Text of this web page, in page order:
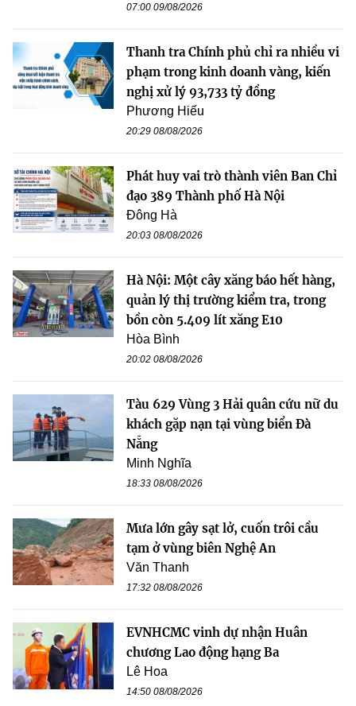
07:00 09/08/2026
Thanh tra Chính phủ chỉ ra nhiều vi
phạm trong kinh doanh vàng, kiến
nghị xử lý 93,733 tỷ đồng
Phương Hiếu
20:29 08/08/2026
Phát huy vai trò thành viên Ban Chỉ
đạo 389 Thành phố Hà Nội
Đông Hà
20:03 08/08/2026
Hà Nội: Một cây xăng báo hết hàng,
quản lý thị trường kiểm tra, trong
bồn còn 5.409 lít xăng E10
Hòa Bình
20:02 08/08/2026
Tàu 629 Vùng 3 Hải quân cứu nữ du
khách gặp nạn tại vùng biển Đà
Nẵng
Minh Nghĩa
18:33 08/08/2026
Mưa lớn gây sạt lở, cuốn trôi cầu
tạm ở vùng biên Nghệ An
Văn Thanh
17:32 08/08/2026
EVNHCMC vinh dự nhận Huân
chương Lao động hạng Ba
Lê Hoa
14:50 08/08/2026